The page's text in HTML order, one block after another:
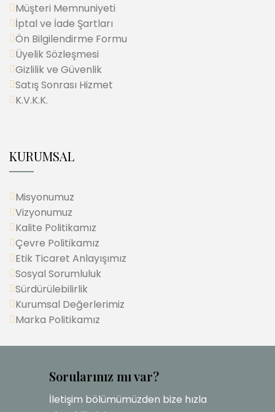
Müşteri Memnuniyeti
İptal ve İade Şartları
Ön Bilgilendirme Formu
Üyelik Sözleşmesi
Gizlilik ve Güvenlik
Satış Sonrası Hizmet
K.V.K.K.
KURUMSAL
Misyonumuz
Vizyonumuz
Kalite Politikamız
Çevre Politikamız
Etik Ticaret Anlayışımız
Sosyal Sorumluluk
Sürdürülebilirlik
Kurumsal Değerlerimiz
Marka Politikamız
Sorularınız mı var?
İletişim bölümümüzden bize hızla